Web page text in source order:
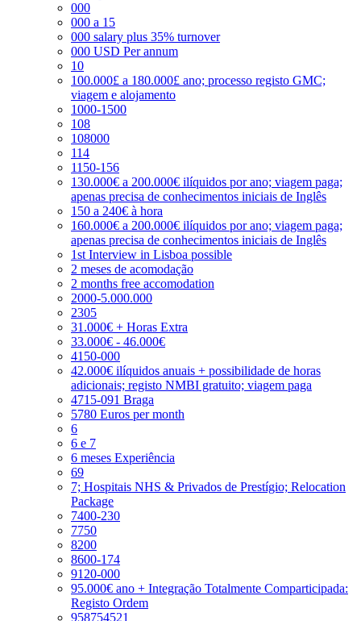
000
000 a 15
000 salary plus 35% turnover
000 USD Per annum
10
100.000£ a 180.000£ ano; processo registo GMC;
viagem e alojamento
1000-1500
108
108000
114
1150-156
130.000€ a 200.000€ ilíquidos por ano; viagem paga;
apenas precisa de conhecimentos iniciais de Inglês
150 a 240€ à hora
160.000€ a 200.000€ ilíquidos por ano; viagem paga;
apenas precisa de conhecimentos iniciais de Inglês
1st Interview in Lisboa possible
2 meses de acomodação
2 months free accomodation
2000-5.000.000
2305
31.000€ + Horas Extra
33.000€ - 46.000€
4150-000
42.000€ ilíquidos anuais + possibilidade de horas
adicionais; registo NMBI gratuito; viagem paga
4715-091 Braga
5780 Euros per month
6
6 e 7
6 meses Experiência
69
7; Hospitais NHS & Privados de Prestígio; Relocation
Package
7400-230
7750
8200
8600-174
9120-000
95.000€ ano + Integração Totalmente Comparticipada:
Registo Ordem
958754521